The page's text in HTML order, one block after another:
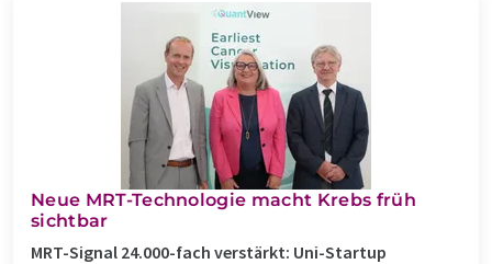
Neue MRT-Technologie macht Krebs früh
sichtbar
MRT-Signal 24.000-fach verstärkt: Uni-Startup